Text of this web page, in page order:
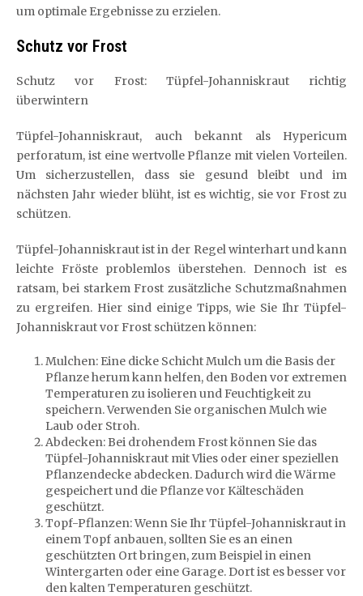
um optimale Ergebnisse zu erzielen.
Schutz vor Frost
Schutz vor Frost: Tüpfel-Johanniskraut richtig
überwintern
Tüpfel-Johanniskraut, auch bekannt als Hypericum
perforatum, ist eine wertvolle Pflanze mit vielen Vorteilen.
Um sicherzustellen, dass sie gesund bleibt und im
nächsten Jahr wieder blüht, ist es wichtig, sie vor Frost zu
schützen.
Tüpfel-Johanniskraut ist in der Regel winterhart und kann
leichte Fröste problemlos überstehen. Dennoch ist es
ratsam, bei starkem Frost zusätzliche Schutzmaßnahmen
zu ergreifen. Hier sind einige Tipps, wie Sie Ihr Tüpfel-
Johanniskraut vor Frost schützen können:
Mulchen: Eine dicke Schicht Mulch um die Basis der
Pflanze herum kann helfen, den Boden vor extremen
Temperaturen zu isolieren und Feuchtigkeit zu
speichern. Verwenden Sie organischen Mulch wie
Laub oder Stroh.
Abdecken: Bei drohendem Frost können Sie das
Tüpfel-Johanniskraut mit Vlies oder einer speziellen
Pflanzendecke abdecken. Dadurch wird die Wärme
gespeichert und die Pflanze vor Kälteschäden
geschützt.
Topf-Pflanzen: Wenn Sie Ihr Tüpfel-Johanniskraut in
einem Topf anbauen, sollten Sie es an einen
geschützten Ort bringen, zum Beispiel in einen
Wintergarten oder eine Garage. Dort ist es besser vor
den kalten Temperaturen geschützt.